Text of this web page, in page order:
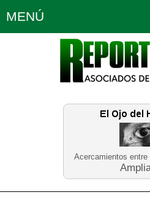
Acercamientos
MENÚ
Política Opinión
Planeta
Educación